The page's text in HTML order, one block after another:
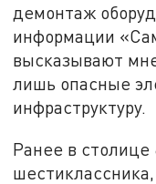
демонтаж
информации
высказывают
лишь опасные
инфраструктуру.
Ранее в столице